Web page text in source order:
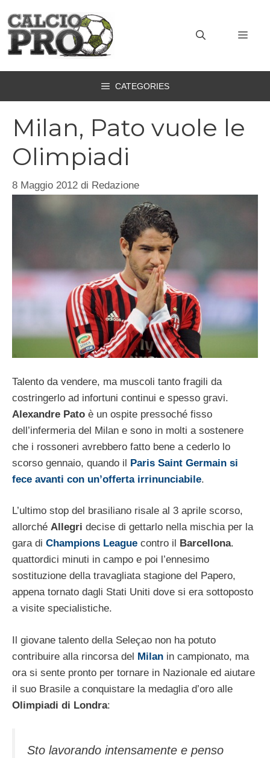
contenuto
CATEGORIES
Milan, Pato vuole le
Olimpiadi
8 Maggio 2012 di Redazione
Talento da vendere, ma muscoli tanto fragili da
costringerlo ad infortuni continui e spesso gravi.
Alexandre Pato è un ospite pressoché fisso
dell’infermeria del Milan e sono in molti a sostenere
che i rossoneri avrebbero fatto bene a cederlo lo
scorso gennaio, quando il Paris Saint Germain si
fece avanti con un’offerta irrinunciabile.
L’ultimo stop del brasiliano risale al 3 aprile scorso,
allorché Allegri decise di gettarlo nella mischia per la
gara di Champions League contro il Barcellona.
quattordici minuti in campo e poi l’ennesimo
sostituzione della travagliata stagione del Papero,
appena tornato dagli Stati Uniti dove si era sottoposto
a visite specialistiche.
Il giovane talento della Seleçao non ha potuto
contribuire alla rincorsa del Milan in campionato, ma
ora si sente pronto per tornare in Nazionale ed aiutare
il suo Brasile a conquistare la medaglia d’oro alle
Olimpiadi di Londra:
Sto lavorando intensamente e penso